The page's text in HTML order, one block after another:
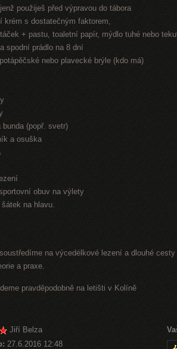
použiješ před výpravou do tábora
krém s dostatečným faktorem,
+ pastu, toaletní papír, mýdlo tuhé nebo
spodní prádlo na 8 dní
nebo plavecké brýle (kdo má)
bunda (popř. svetr)
a osuška
obuv na výlety
na hlavu.
na výcedélkové lezení a dlouhé
a praxe.
pravděpodobně na letišti v Kolíně
Jiří Belza
27.6.2016 12:48